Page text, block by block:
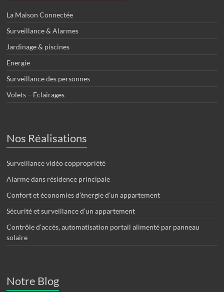
La Maison Connectée
Surveillance & Alarmes
Jardinage & piscines
Energie
Surveillance des personnes
Volets – Eclairages
Nos Réalisations
Surveillance vidéo coppropriété
Alarme dans résidence principale
Confort et économies d’énergie d’un appartement
Sécurité et surveillance d’un appartement
Contrôle d’accès, automatisation portail alimenté par panneau
solaire
Notre Blog